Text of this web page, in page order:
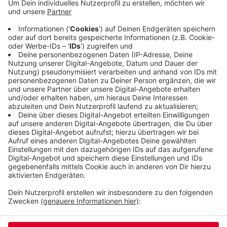
Sonnenstunden und die Temperaturen angeht, war
Wupperverband misst an vielen Stellen entlang der
Wupper Niederschläge und weitere Wetterdaten.
Hier in Wuppertal zum Beispiel an der Kläranlage
Buchenhofen.
Veröffentlicht:Mittwoch, 09.10.2019 15:18
Anzeige
Anzeige